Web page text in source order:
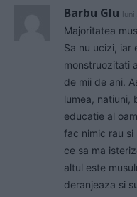
Barbu GIu
Majoritatea
Sa nu ucizi, iar
monstruozitati
de mii de ani.
lumea, natiuni,
educatie al
fac nimic rau si
ce sa ma
altul este
deranjeaza si